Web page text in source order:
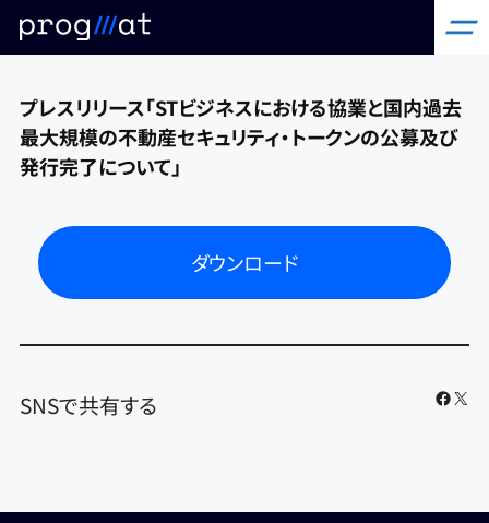
プレスリリース「STビジネスにおける協業と国内過去
最大規模の不動産セキュリティ・トークンの公募及び
発行完了について」
ダウンロード
SNSで共有する X